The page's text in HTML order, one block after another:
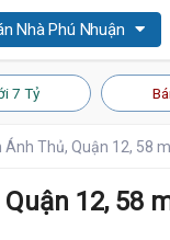
Nhà Phú Nhuận
7 Tỷ
Ánh Thủ, Quận 12, 58
12, 58